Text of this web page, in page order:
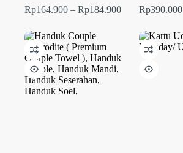
Rp164.900 – Rp184.900Rentang
Rp164.900
hingga
Rp184.900
Rp390.000